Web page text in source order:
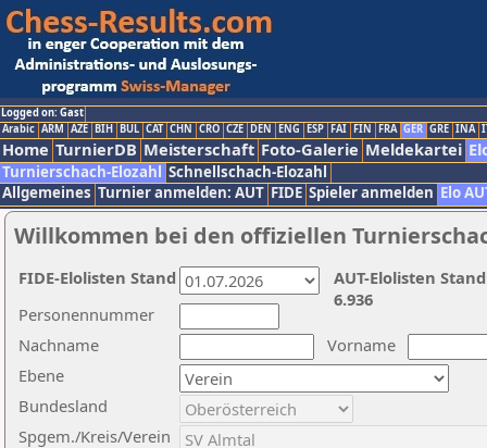
Logged on: Gast
Arabic ARM AZE BIH BUL CAT CHN CRO CZE DEN ENG ESP FAI FIN FRA GER GRE INA
Home TurnierDB Meisterschaft Foto-Galerie Meldekartei
Turnierschach-Elozahl Schnellschach-Elozahl
Allgemeines Turnier anmelden: AUT FIDE Spieler anmelden Elo
Willkommen bei den offiziellen
Nachname
Vorname
Ebene
Personennummer
Bundesland
Spgem./Kreis/Verein
AUT-Elolisten
6.936
FIDE-Elolisten Stand